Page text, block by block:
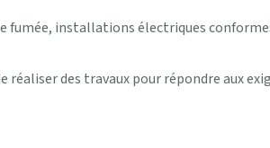
fumée, installations électriques
des travaux pour répondre aux